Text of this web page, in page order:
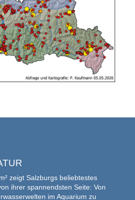
zeigt Salzburgs beliebtestes
ihrer spannendsten Seite: Von
im Aquarium zu